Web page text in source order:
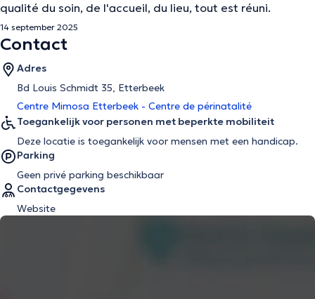
qualité du soin, de l'accueil, du lieu, tout est réuni.
14 september 2025
Contact
Adres
Bd Louis Schmidt 35, Etterbeek
Centre Mimosa Etterbeek - Centre de périnatalité
Toegankelijk voor personen met beperkte mobiliteit
Deze locatie is toegankelijk voor mensen met een handicap.
Parking
Geen privé parking beschikbaar
Contactgegevens
Website